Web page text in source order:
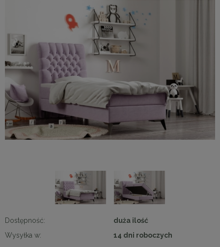
Dostępność:
duża ilość
Wysyłka w:
14 dni roboczych